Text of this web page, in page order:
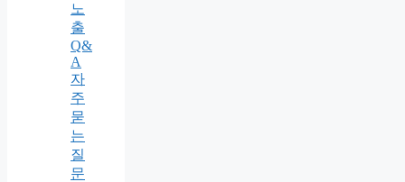
노
출
Q&
A
자
주
묻
는
질
문